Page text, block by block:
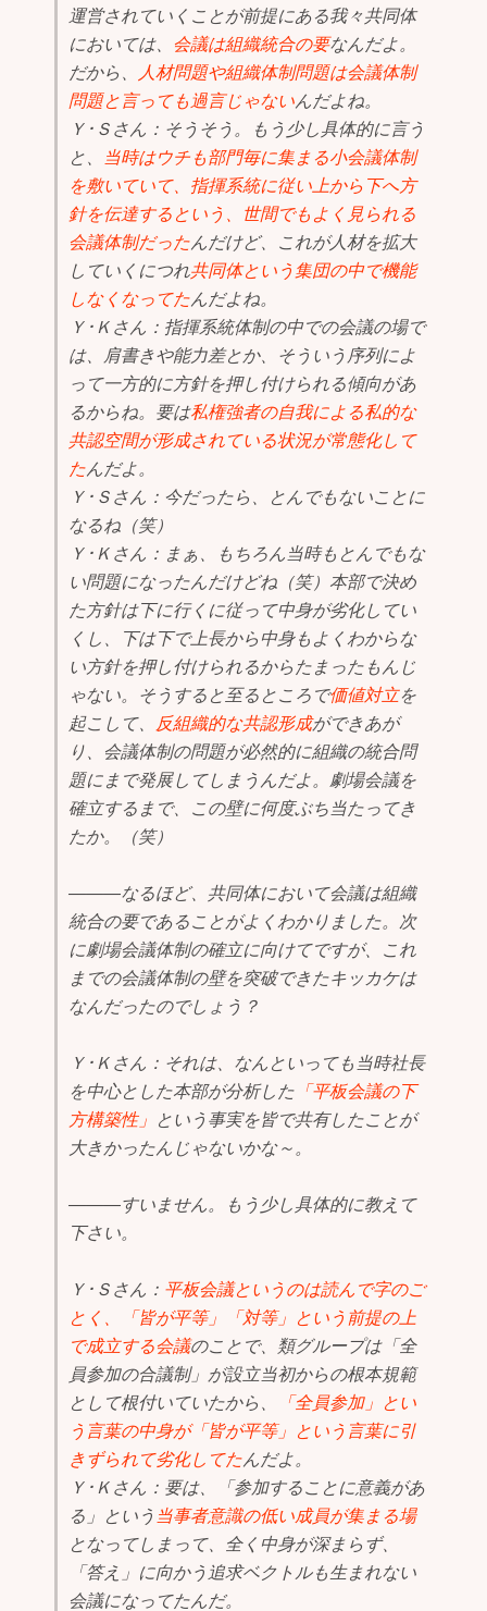
運営されていくことが前提にある我々共同体
においては、 会議は組織統合の要なんだよ。
だから、 人材問題や組織体制問題は会議体制
問題と言っても過言じゃないんだよね。
Ｙ･Ｓさん：そうそう。もう少し具体的に言う
と、
当時はウチも部門毎に集まる小会議体制
を敷いていて、指揮系統に従い上から下へ方
針を伝達するという、世間でもよく見られる
会議体制だったんだけど、これが人材を拡大
していくにつれ共同体という集団の中で機能
しなくなってたんだよね。
Ｙ･Ｋさん：指揮系統体制の中での会議の場で
は、肩書きや能力差とか、そういう序列によ
って一方的に方針を押し付けられる傾向があ
るからね。要は私権強者の自我による私的な
共認空間が形成されている状況が常態化して
たんだよ。
Ｙ･Ｓさん：今だったら、とんでもないことに
なるね（笑）
Ｙ･Ｋさん：まぁ、もちろん当時もとんでもな
い問題になったんだけどね（笑）本部で決め
た方針は下に行くに従って中身が劣化してい
くし、下は下で上長から中身もよくわからな
い方針を押し付けられるからたまったもんじ
ゃない。そうすると至るところで価値対立を
起こして、 反組織的な共認形成ができあが
り、会議体制の問題が必然的に組織の統合問
題にまで発展してしまうんだよ。劇場会議を
確立するまで、この壁に何度ぶち当たってき
たか。（笑）
―――なるほど、共同体において会議は組織
統合の要であることがよくわかりました。次
に劇場会議体制の確立に向けてですが、これ
までの会議体制の壁を突破できたキッカケは
なんだったのでしょう？
Ｙ･Ｋさん：それは、なんといっても当時社長
を中心とした本部が分析した 「平板会議の下
方構築性」 という事実を皆で共有したことが
大きかったんじゃないかな～。
―――すいません。もう少し具体的に教えて
下さい。
Ｙ･Ｓさん： 平板会議というのは読んで字のご
とく、「皆が平等」「対等」という前提の上
で成立する会議のことで、類グループは「全
員参加の合議制」が設立当初からの根本規範
として根付いていたから、
「全員参加」とい
う言葉の中身が「皆が平等」という言葉に引
きずられて劣化してたんだよ。
Ｙ･Ｋさん：要は、「参加することに意義があ
る」という 当事者意識の低い成員が集まる場
となってしまって、全く中身が深まらず、
「答え」に向かう追求ベクトルも生まれない
会議になってたんだ。